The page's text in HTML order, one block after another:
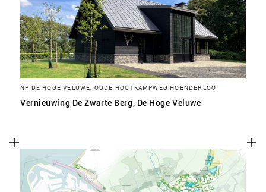
NP DE HOGE VELUWE, OUDE HOUTKAMPWEG HOENDERLOO
Vernieuwing De Zwarte Berg, De Hoge Veluwe